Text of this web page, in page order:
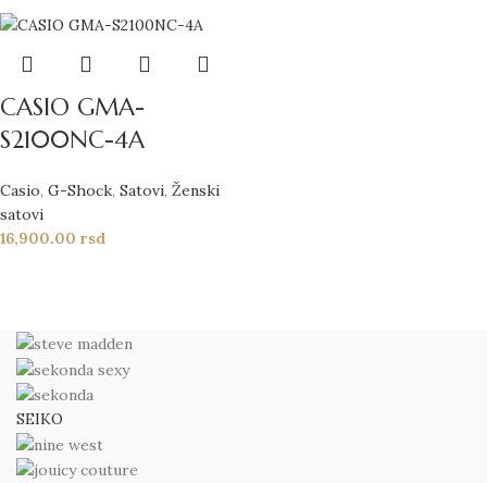
CASIO GMA-
S2100NC-4A
Casio, G-Shock, Satovi, Ženski
satovi
16,900.00 rsd
SEIKO